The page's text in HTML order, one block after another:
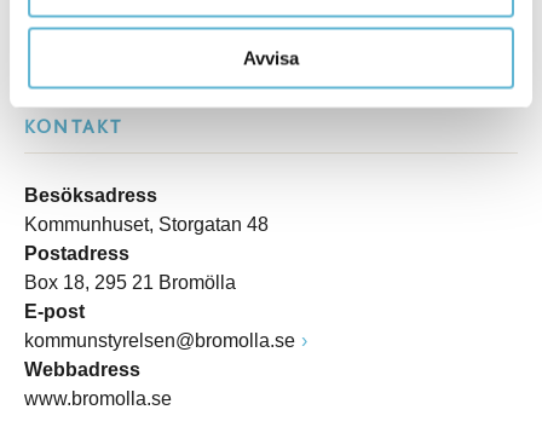
Avvisa
KONTAKT
Besöksadress
Kommunhuset, Storgatan 48
Postadress
Box 18, 295 21 Bromölla
E-post
kommunstyrelsen@bromolla.se
Webbadress
www.bromolla.se